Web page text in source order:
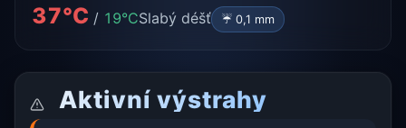
37°C / 19°CSlabý déšť ☔ 0,1 mm
Aktivní výstrahy